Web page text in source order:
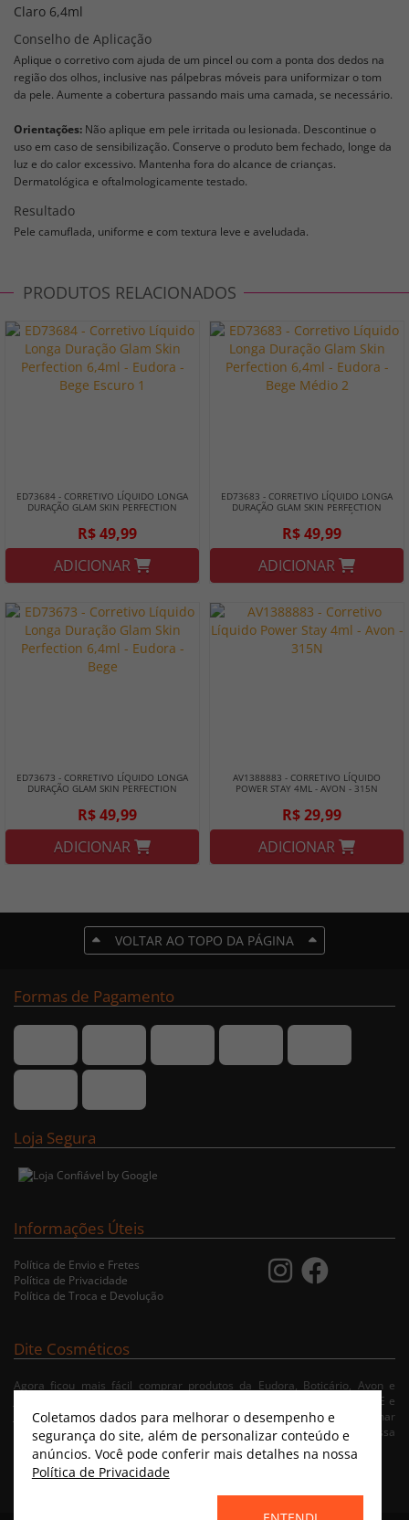
Claro 6,4ml
Conselho de Aplicação
Aplique o corretivo com ajuda de um pincel ou com a ponta dos dedos na
região dos olhos, inclusive nas pálpebras móveis para uniformizar o tom
da pele. Aumente a cobertura passando mais uma camada, se necessário.
Orientações: Não aplique em pele irritada ou lesionada. Descontinue o
uso em caso de sensibilização. Conserve o produto bem fechado, longe da
luz e do calor excessivo. Mantenha fora do alcance de crianças.
Dermatológica e oftalmologicamente testado.
Resultado
Pele camuflada, uniforme e com textura leve e aveludada.
PRODUTOS RELACIONADOS
ED73684 - CORRETIVO LÍQUIDO LONGA
DURAÇÃO GLAM SKIN PERFECTION
R$ 49,99
ADICIONAR
ED73683 - CORRETIVO LÍQUIDO LONGA
DURAÇÃO GLAM SKIN PERFECTION
6,4ML - EUDORA - BEGE MÉDIO 2
R$ 49,99
ADICIONAR
ED73673 - CORRETIVO LÍQUIDO LONGA
DURAÇÃO GLAM SKIN PERFECTION
R$ 49,99
ADICIONAR
AV1388883 - CORRETIVO LÍQUIDO
POWER STAY 4ML - AVON - 315N
R$ 29,99
ADICIONAR
VOLTAR AO TOPO DA PÁGINA
Formas de Pagamento
Loja Segura
Informações Úteis
Política de Envio e Fretes
Política de Privacidade
Política de Troca e Devolução
Dite Cosméticos
Agora ficou mais fácil comprar produtos da Eudora, Boticário, Avon e
Jequiti nas cidades de Recife/PE, Olinda/PE, Paulista/PE, Abreu e Lima/PE e
Jaboatão/PE. A nossa loja virtual possibilita ao usuário navegar, selecionar
e fazer pedido de Delivery no conforto da sua residência. Consulte nossa
condições de entrega.
Coletamos dados para melhorar o desempenho e
segurança do site, além de personalizar conteúdo e
anúncios. Você pode conferir mais detalhes na nossa
Política de Privacidade